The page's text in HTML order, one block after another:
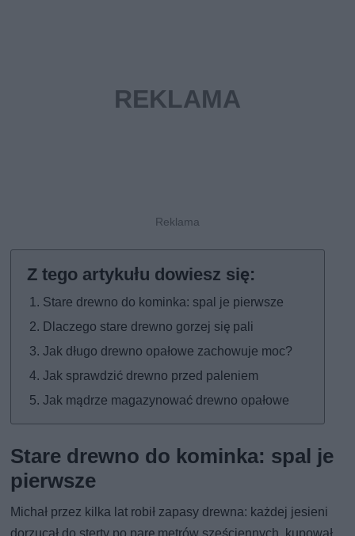
Stare drewno do kominka: spal je pierwsze
Dlaczego stare drewno gorzej się pali
Jak długo drewno opałowe zachowuje moc?
Jak sprawdzić drewno przed paleniem
Jak mądrze magazynować drewno opałowe
Stare drewno do kominka: spal je
pierwsze
Michał przez kilka lat robił zapasy drewna: każdej jesieni